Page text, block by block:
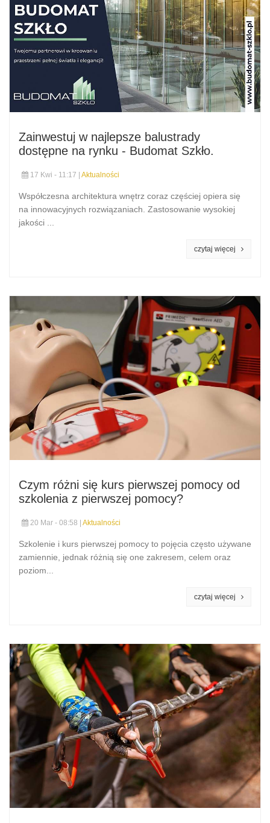
Zainwestuj w najlepsze balustrady
dostępne na rynku - Budomat Szkło.
17 Kwi - 11:17 | Aktualności
Współczesna architektura wnętrz coraz częściej opiera się
na innowacyjnych rozwiązaniach. Zastosowanie wysokiej
jakości ...
Czym różni się kurs pierwszej pomocy od
szkolenia z pierwszej pomocy?
20 Mar - 08:58 | Aktualności
Szkolenie i kurs pierwszej pomocy to pojęcia często używane
zamiennie, jednak różnią się one zakresem, celem oraz
poziom...